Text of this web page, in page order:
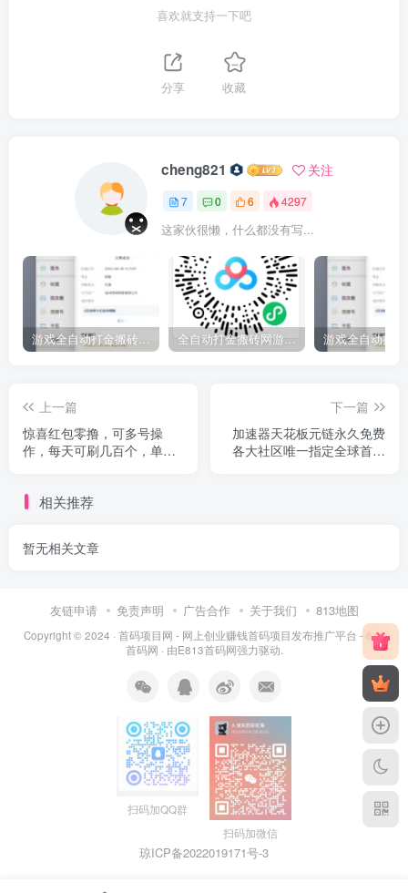
喜欢就支持一下吧
分享 收藏
cheng821 关注
7 0 6 4297
这家伙很懒，什么都没有写...
游戏全自动打金搬砖，每天单号收益200＋，长期稳定的副业项目 全自动打金搬砖网游，每天收益1000＋，长期稳定的副业项目
上一篇
惊喜红包零撸，可多号操
作，每天可刷几百个，单机
下一篇
加速器天花板元链永久免费
各大社区唯一指定全球首创
相关推荐
暂无相关文章
友链申请 免责声明 广告合作 关于我们 813地图
Copyright © 2024 · 首码项目网 - 网上创业赚钱首码项目发布推广平台 - 813
首码网 · 由E813首码网强力驱动.
扫码加QQ群
扫码加微信
琼ICP备2022019171号-3